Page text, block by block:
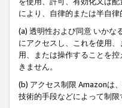
により、自律的または半自
(a) 透明性および同意 いかな
にアクセスし、これを使用
用、または操作することを
きません。
(b) アクセス制限 Amazonは
技術的手段などによって制限